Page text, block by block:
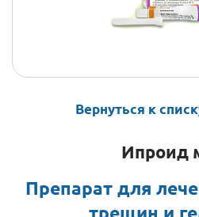
Вернуться к
Ипроид
Препарат для
трещин и